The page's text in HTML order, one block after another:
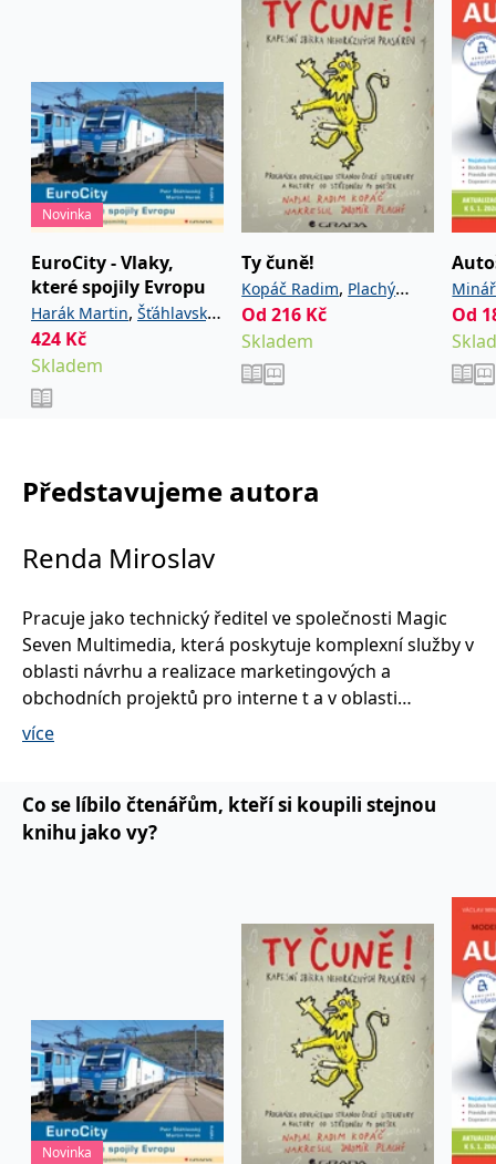
Novinka
EuroCity - Vlaky,
které spojily Evropu
Harák Martin, Šťáhlavský
Petr
424 Kč
Skladem
Ty čuně!
Kopáč Radim, Plachý
Jaromír
Od216 Kč
Skladem
Od
Představujeme autora
Renda Miroslav
Pracuje jako technický ředitel ve společnosti Magic
Seven Multimedia, která poskytuje komplexní služby v
oblasti návrhu a realizace marketingových a
obchodních projektů pro interne t a v oblasti
multimédií. Je uznávaným odborníkem na
více
Co se líbilo čtenářům, kteří si koupili stejnou
knihu jako vy?
Novinka